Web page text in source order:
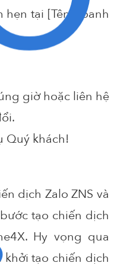
hẹn tại [Tên doanh
giờ hoặc liên hệ
Quý khách!
dịch Zalo ZNS và
tạo chiến dịch
Hy vọng qua
khởi tạo chiến dịch